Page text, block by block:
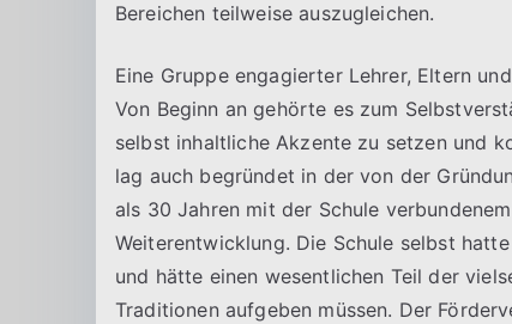
Bereichen teilweise auszugleichen.
Eine Gruppe engagierter Lehrer, Eltern
Von Beginn an gehörte es zum
selbst inhaltliche Akzente zu setzen und
lag auch begründet in der von der
als 30 Jahren mit der Schule
Weiterentwicklung. Die Schule selbst
und hätte einen wesentlichen Teil der
Traditionen aufgeben müssen. Der